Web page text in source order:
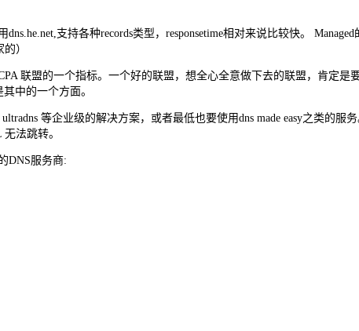
支持各种records类型，responsetime相对来说比较快。
）
联盟的一个指标。一个好的联盟，想全心全意做下去的联盟，肯定
中的一个方面。
等企业级的解决方案，或者最低也要使用dns made easy之类的
法跳转。
DNS服务商: